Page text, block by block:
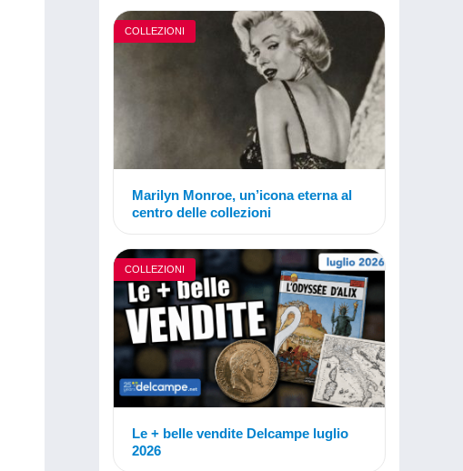
COLLEZIONI
Marilyn Monroe, un’icona eterna al
centro delle collezioni
COLLEZIONI
Le + belle vendite Delcampe luglio
2026